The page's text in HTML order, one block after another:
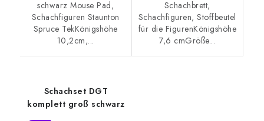
schwarz Mouse Pad,
Schachfiguren Staunton
Spruce TekKönigshöhe
10,2cm,...
Schachbrett,
Schachfiguren, Stoffbeutel
für die FigurenKönigshöhe
7,6 cmGröße...
Schachset DGT
komplett groß schwarz